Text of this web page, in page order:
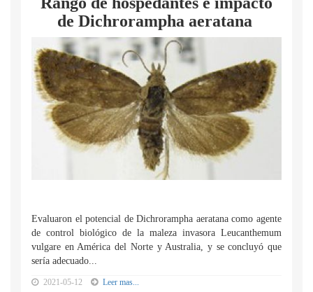
de Dichrorampha aeratana
Evaluaron el potencial de Dichrorampha aeratana como agente
de control biológico de la maleza invasora Leucanthemum
vulgare en América del Norte y Australia, y se concluyó que
sería adecuado...
2021-05-12 Leer mas...